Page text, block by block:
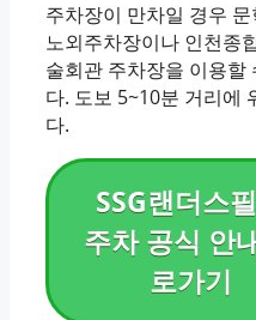
주차장이 만차일 경우
노외주차장이나 인천종
술회관 주차장을 이용할
다. 도보 5~10분 거리에
다.
SSG랜더스
주차 공식 안
로가기